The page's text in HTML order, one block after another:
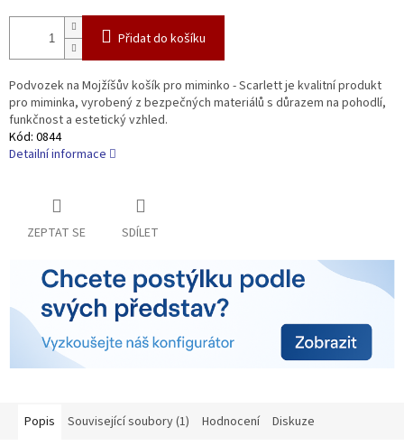
Přidat do košíku
Podvozek na Mojžíšův košík pro miminko - Scarlett je kvalitní produkt
pro miminka, vyrobený z bezpečných materiálů s důrazem na pohodlí,
funkčnost a estetický vzhled.
Kód: 0844
Detailní informace
ZEPTAT SE SDÍLET
Popis Související soubory (1) Hodnocení Diskuze